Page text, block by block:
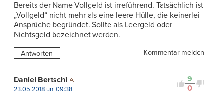
Bereits der Name Vollgeld ist irreführend. Tatsächlich ist
„Vollgeld“ nicht mehr als eine leere Hülle, die keinerlei
Ansprüche begründet. Sollte als Leergeld oder
Nichtsgeld bezeichnet werden.
Antworten Kommentar melden
9
0
Daniel Bertschi
23.05.2018 um 09:38